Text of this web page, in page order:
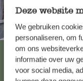
Deze website
We gebruiken
personaliseren, om
om ons
informatie over uw
voor social media,
Altijd in
Bekijk alle 62